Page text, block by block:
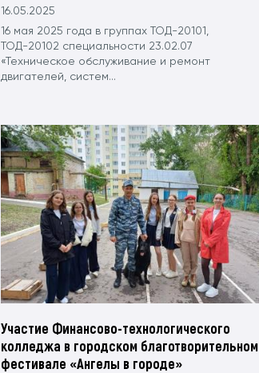
16.05.2025
16 мая 2025 года в группах ТОД-20101,
ТОД-20102 специальности 23.02.07
«Техническое обслуживание и ремонт
двигателей, систем...
Участие Финансово-технологического
колледжа в городском благотворительном
фестивале «Ангелы в городе»